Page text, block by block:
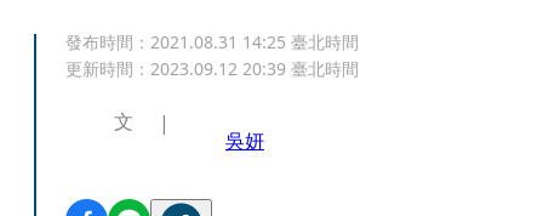
發布時間： 2021.08.31 14:25 臺北時間
更新時間： 2023.09.12 20:39 臺北時間
文
吳妍